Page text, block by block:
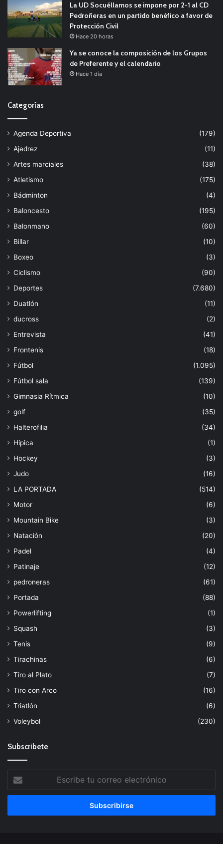
La UD Socuéllamos se impone por 2-1 al CD
Pedroñeras en un partido benéfico a favor de
Protección Civil
Hace 20 horas
Ya se conoce la composición de los Grupos
de Preferente y el calendario
Hace 1 día
Categorías
Agenda Deportiva
(179)
Ajedrez
(11)
Artes marciales
(38)
Atletismo
(175)
Bádminton
(4)
Baloncesto
(195)
Balonmano
(60)
Billar
(10)
Boxeo
(3)
Ciclismo
(90)
Deportes
(7.680)
Duatlón
(11)
ducross
(2)
Entrevista
(41)
Frontenis
(18)
Fútbol
(1.095)
Fútbol sala
(139)
Gimnasia Rítmica
(10)
golf
(35)
Halterofilia
(34)
Hípica
(1)
Hockey
(3)
Judo
(16)
LA PORTADA
(514)
Motor
(6)
Mountain Bike
(3)
Natación
(20)
Padel
(4)
Patinaje
(12)
pedroneras
(61)
Portada
(88)
Powerlifting
(1)
Squash
(3)
Tenis
(9)
Tirachinas
(6)
Tiro al Plato
(7)
Tiro con Arco
(16)
Triatlón
(6)
Voleybol
(230)
Subscribete
tu
correo